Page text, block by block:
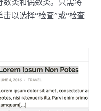
数类和偶数类。只需将
以选择“检查”或“检查